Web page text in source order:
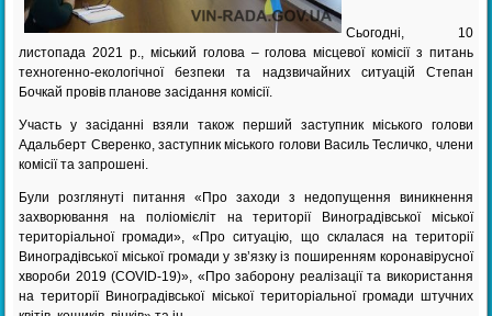
Сьогодні, 10
листопада 2021 р., міський голова – голова місцевої комісії з питань
техногенно-екологічної безпеки та надзвичайних ситуацій Степан
Бочкай провів планове засідання комісії.
Участь у засіданні взяли також перший заступник міського голови
Адальберт Сверенко, заступник міського голови Василь Тесличко, члени
комісії та запрошені.
Були розглянуті питання «Про заходи з недопущення виникнення
захворювання на поліомієліт на території Виноградівської міської
територіальної громади», «Про ситуацію, що склалася на території
Виноградівської міської громади у зв’язку із поширенням коронавірусної
хвороби 2019 (COVID-19)», «Про заборону реалізації та використання
на території Виноградівської міської територіальної громади штучних